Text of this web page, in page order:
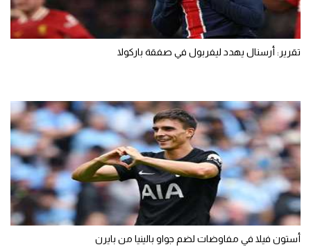
تقرير: أرسنال يهدد ليفربول في صفقة باركولا
أستون فيلا في مفاوضات لضم جواو بالينيا من بايرن